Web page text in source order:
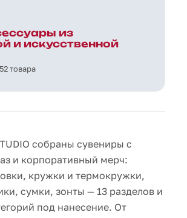
из
и искусственной
товара
собраны сувениры с
и корпоративный мерч:
кружки и термокружки,
сумки, зонты — 13 разделов и
под нанесение. От